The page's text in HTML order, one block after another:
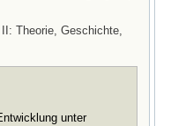
Theorie, Geschichte,
unter